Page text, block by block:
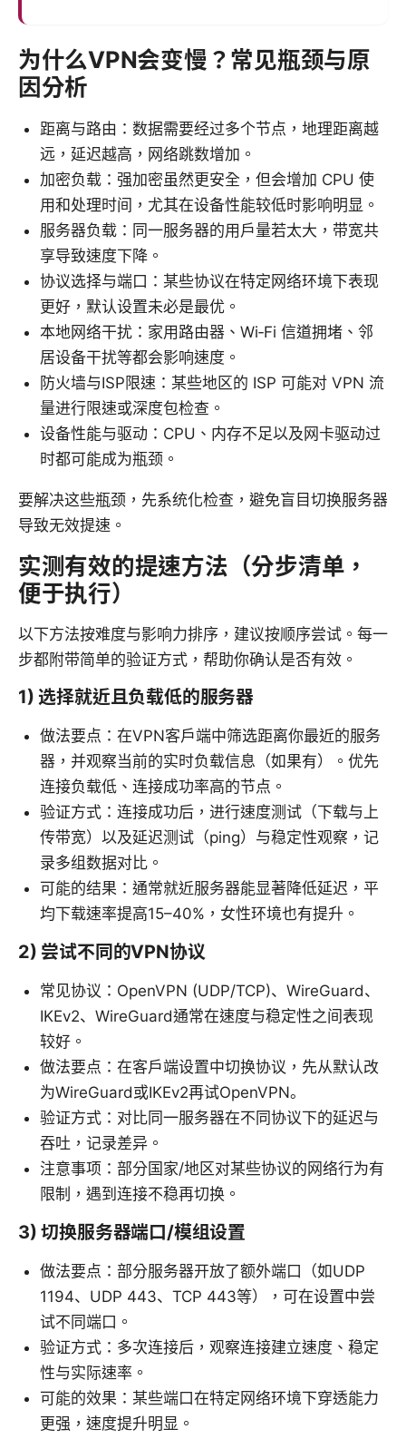
为什么VPN会变慢？常见瓶颈与原
因分析
距离与路由：数据需要经过多个节点，地理距离越
远，延迟越高，网络跳数增加。
加密负载：强加密虽然更安全，但会增加 CPU 使
用和处理时间，尤其在设备性能较低时影响明显。
服务器负载：同一服务器的用户量若太大，带宽共
享导致速度下降。
协议选择与端口：某些协议在特定网络环境下表现
更好，默认设置未必是最优。
本地网络干扰：家用路由器、Wi‑Fi 信道拥堵、邻
居设备干扰等都会影响速度。
防火墙与ISP限速：某些地区的 ISP 可能对 VPN 流
量进行限速或深度包检查。
设备性能与驱动：CPU、内存不足以及网卡驱动过
时都可能成为瓶颈。
要解决这些瓶颈，先系统化检查，避免盲目切换服务器
导致无效提速。
实测有效的提速方法（分步清单，
便于执行）
以下方法按难度与影响力排序，建议按顺序尝试。每一
步都附带简单的验证方式，帮助你确认是否有效。
1) 选择就近且负载低的服务器
做法要点：在VPN客户端中筛选距离你最近的服务
器，并观察当前的实时负载信息（如果有）。优先
连接负载低、连接成功率高的节点。
验证方式：连接成功后，进行速度测试（下载与上
传带宽）以及延迟测试（ping）与稳定性观察，记
录多组数据对比。
可能的结果：通常就近服务器能显著降低延迟，平
均下载速率提高15–40%，女性环境也有提升。
2) 尝试不同的VPN协议
常见协议：OpenVPN (UDP/TCP)、WireGuard、
IKEv2、WireGuard通常在速度与稳定性之间表现
较好。
做法要点：在客户端设置中切换协议，先从默认改
为WireGuard或IKEv2再试OpenVPN。
验证方式：对比同一服务器在不同协议下的延迟与
吞吐，记录差异。
注意事项：部分国家/地区对某些协议的网络行为有
限制，遇到连接不稳再切换。
3) 切换服务器端口/模组设置
做法要点：部分服务器开放了额外端口（如UDP
1194、UDP 443、TCP 443等），可在设置中尝
试不同端口。
验证方式：多次连接后，观察连接建立速度、稳定
性与实际速率。
可能的效果：某些端口在特定网络环境下穿透能力
更强，速度提升明显。